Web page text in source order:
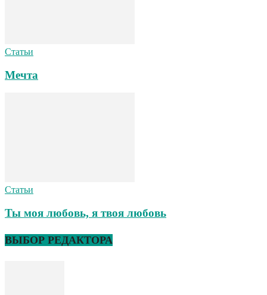
Статьи
Мечта
Статьи
Ты моя любовь, я твоя любовь
ВЫБОР РЕДАКТОРА